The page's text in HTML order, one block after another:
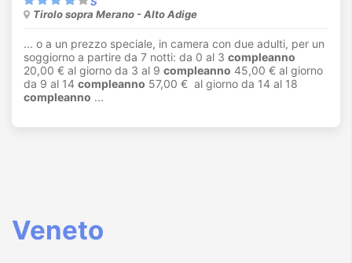
Tirolo sopra Merano - Alto Adige
... o a un prezzo speciale, in camera con due adulti, per un
soggiorno a partire da 7 notti: da 0 al 3 compleanno
20,00 € al giorno da 3 al 9 compleanno 45,00 € al giorno
da 9 al 14 compleanno 57,00 € al giorno da 14 al 18
compleanno ...
Veneto